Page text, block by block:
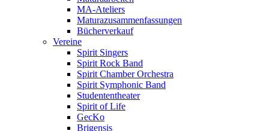
MA-Ateliers
Maturazusammenfassungen
Bücherverkauf
Vereine
Spirit Singers
Spirit Rock Band
Spirit Chamber Orchestra
Spirit Symphonic Band
Studententheater
Spirit of Life
GecKo
Brigensis